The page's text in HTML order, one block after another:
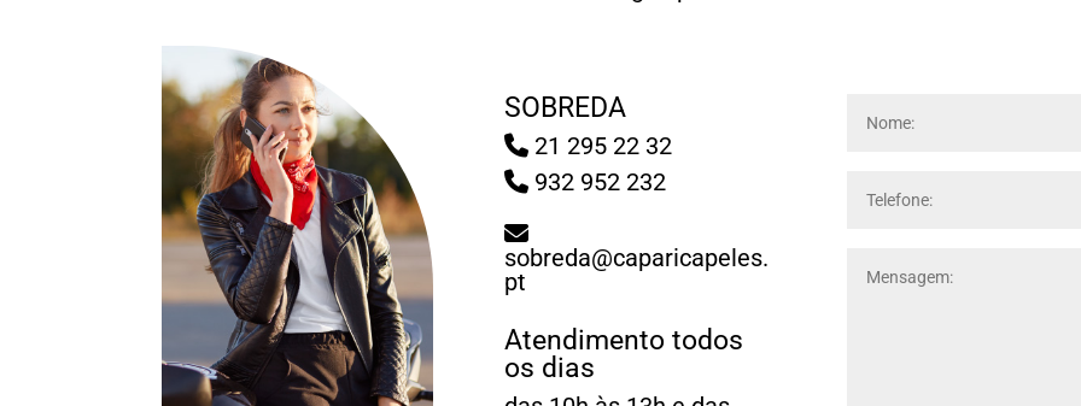
SOBREDA
21 295 22 32
932 952 232
sobreda@caparicapeles.
pt
Atendimento todos
os dias